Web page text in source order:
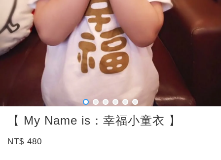
【 My Name is：幸福小童衣 】
NT$ 480